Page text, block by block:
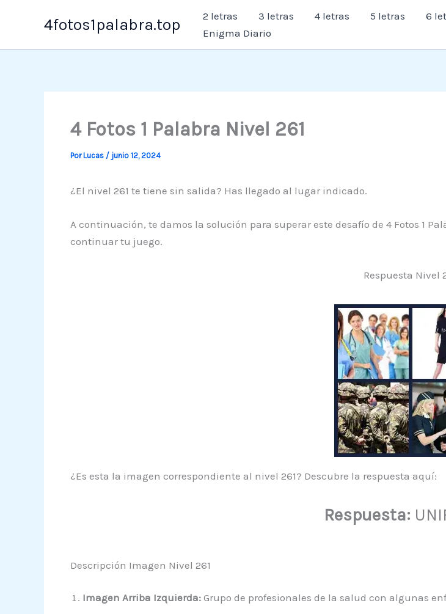
4fotos1palabra.top 2 letras 3 letras 4 letras 5 letras 6
Enigma Diario
4 Fotos 1 Palabra Nivel 261
PorLucas / junio 12, 2024
¿El nivel 261 te tiene sin salida? Has llegado al lugar indicado.
A continuación, te damos la solución para superar este desafío de 4 Fotos 1
continuar tu juego.
Respuesta Nivel
¿Es esta la imagen correspondiente al nivel 261? Descubre la respuesta aquí:
Respuesta:
Descripción Imagen Nivel 261
Imagen Arriba Izquierda:Grupo de profesionales de la salud con algunas